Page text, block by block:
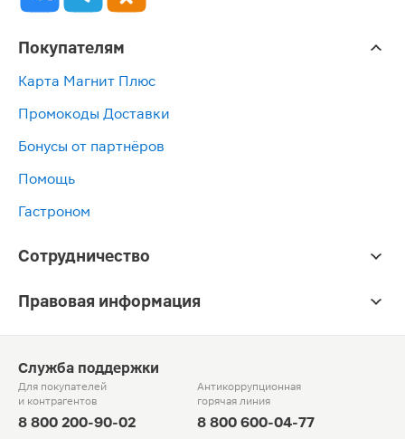
Покупателям
Карта Магнит Плюс
Промокоды Доставки
Бонусы от партнёров
Помощь
Гастроном
Сотрудничество
Правовая информация
Служба поддержки
Для покупателей
и контрагентов
8 800 200-90-02
Антикоррупционная
горячая линия
8 800 600-04-77